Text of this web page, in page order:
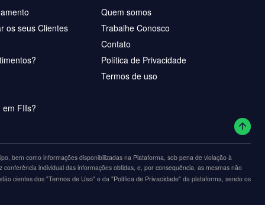
os seus Clientes
em FIIs?
Quem somos
Trabalhe Conosco
Contato
Política de Privacidade
Termos de uso
bem como informações disponibilizadas na Plataforma, sob pena de violação à
individual das informações obtidas, e, por consequência, as mesmas não
cientes dos "Termos de Uso" e da "Política de Privacidade" da plataforma, sendo os